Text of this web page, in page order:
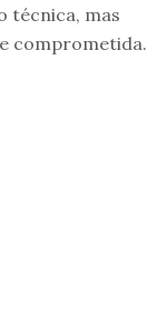
técnica, mas
comprometida.